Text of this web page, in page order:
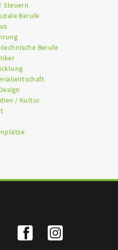
Steuern
Berufe
Berufe
/ Kultur